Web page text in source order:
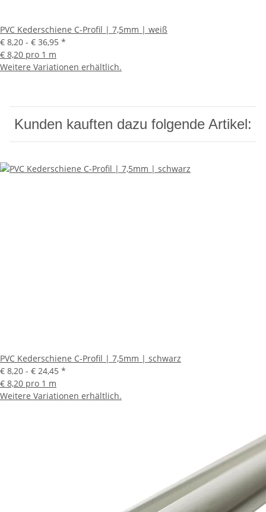
PVC Kederschiene C-Profil | 7,5mm | weiß
€ 8,20 - € 36,95 *
€ 8,20 pro 1 m
Weitere Variationen erhältlich.
Kunden kauften dazu folgende Artikel:
PVC Kederschiene C-Profil | 7,5mm | schwarz
€ 8,20 - € 24,45 *
€ 8,20 pro 1 m
Weitere Variationen erhältlich.